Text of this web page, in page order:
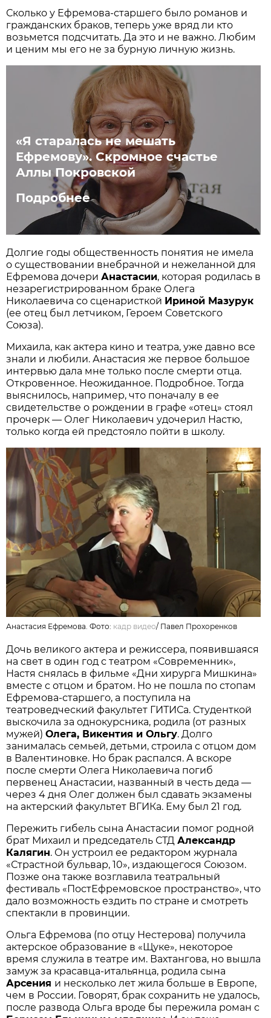
Сколько у Ефремова-старшего было романов и
гражданских браков, теперь уже вряд ли кто
возьмется подсчитать. Да это и не важно. Любим
и ценим мы его не за бурную личную жизнь.
«Я старалась не мешать
Ефремову». Скромное счастье
Аллы Покровской
Подробнее
Долгие годы общественность понятия не имела
о существовании внебрачной и нежеланной для
Ефремова дочериАнастасии, которая родилась в
незарегистрированном браке Олега
Николаевича со сценаристкой Ириной Мазурук
(ее отец был летчиком, Героем Советского
Союза).
Михаила, как актера кино и театра, уже давно все
знали и любили. Анастасия же первое большое
интервью дала мне только после смерти отца.
Откровенное. Неожиданное. Подробное. Тогда
выяснилось, например, что поначалу в ее
свидетельстве о рождении в графе «отец» стоял
прочерк — Олег Николаевич удочерил Настю,
только когда ей предстояло пойти в школу.
Анастасия Ефремова. Фото: кадр видео/ Павел Прохоренков
Дочь великого актера и режиссера, появившаяся
на свет в один год с театром «Современник»,
Настя снялась в фильме «Дни хирурга Мишкина»
вместе с отцом и братом. Но не пошла по стопам
Ефремова-старшего, а поступила на
театроведческий факультет ГИТИСа. Студенткой
выскочила за однокурсника, родила (от разных
мужей)Олега, Викентия и Ольгу. Долго
занималась семьей, детьми, строила с отцом дом
в Валентиновке. Но брак распался. А вскоре
после смерти Олега Николаевича погиб
первенец Анастасии, названный в честь деда —
через 4 дня Олег должен был сдавать экзамены
на актерский факультет ВГИКа. Ему был 21 год.
Пережить гибель сына Анастасии помог родной
брат Михаил и председатель СТДАлександр
Калягин. Он устроил ее редактором журнала
«Страстной бульвар, 10», издающегося Союзом.
Позже она также возглавила театральный
фестиваль «ПостЕфремовское пространство», что
дало возможность ездить по стране и смотреть
спектакли в провинции.
Ольга Ефремова (по отцу Нестерова) получила
актерское образование в «Щуке», некоторое
время служила в театре им. Вахтангова, но вышла
замуж за красавца-итальянца, родила сына
Арсения и несколько лет жила больше в Европе,
чем в России. Говорят, брак сохранить не удалось,
после развода Ольга вроде бы пережила роман с